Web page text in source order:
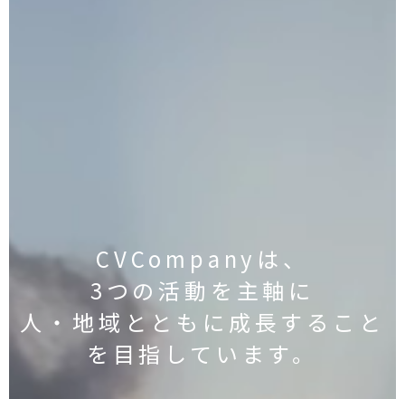
CVCompanyは、
3つの活動を主軸に
人・地域とともに成長すること
を目指しています。